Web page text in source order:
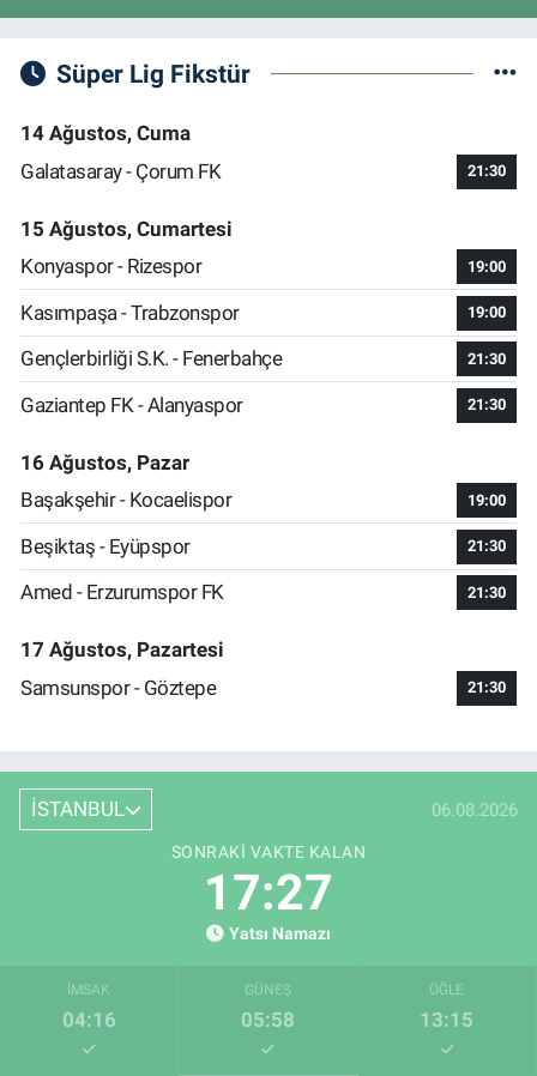
Süper Lig Fikstür
14 Ağustos, Cuma
Galatasaray - Çorum FK
21:30
15 Ağustos, Cumartesi
Konyaspor - Rizespor
19:00
Kasımpaşa - Trabzonspor 19:00
Gençlerbirliği S.K. - Fenerbahçe 21:30
Gaziantep FK - Alanyaspor 21:30
16 Ağustos, Pazar
Başakşehir - Kocaelispor
19:00
Beşiktaş - Eyüpspor 21:30
Amed - Erzurumspor FK 21:30
17 Ağustos, Pazartesi
Samsunspor - Göztepe
21:30
İSTANBUL 06.08.2026
SONRAKI VAKTE KALAN
17:26
Yatsı Namazı
İMSAK
04:16
GÜNEŞ
05:58
ÖĞLE
13:15